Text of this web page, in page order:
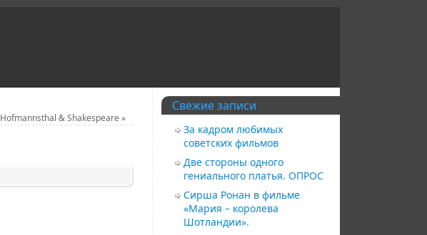
Hofmannsthal & Shakespeare »
Свежие записи
За кадром любимых
советских фильмов
Две стороны одного
гениального платья. ОПРОС
Сирша Ронан в фильме
«Мария – королева
Шотландии».